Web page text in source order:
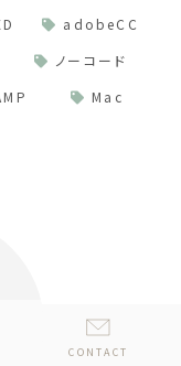
adobeCC
ノーコード
Mac
CONTACT